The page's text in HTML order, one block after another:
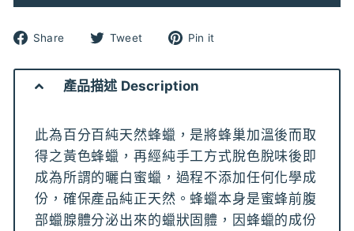
Share
到
Facebook
Tweet
到
Twitter
Pin it
到
產品描述 Description
此為百分百純天然蜂蠟，是將蜂巢加溫後而取
得之黃色蜂蠟，再經純手工方式脫色脫味後即
成為所謂的曬白蜜蠟，過程不添加任何化學成
份，確保產品純正天然。蜂蠟本身是蜜蜂前腹
部蠟腺體分泌出來的蠟狀固體，因蜂蠟的成份